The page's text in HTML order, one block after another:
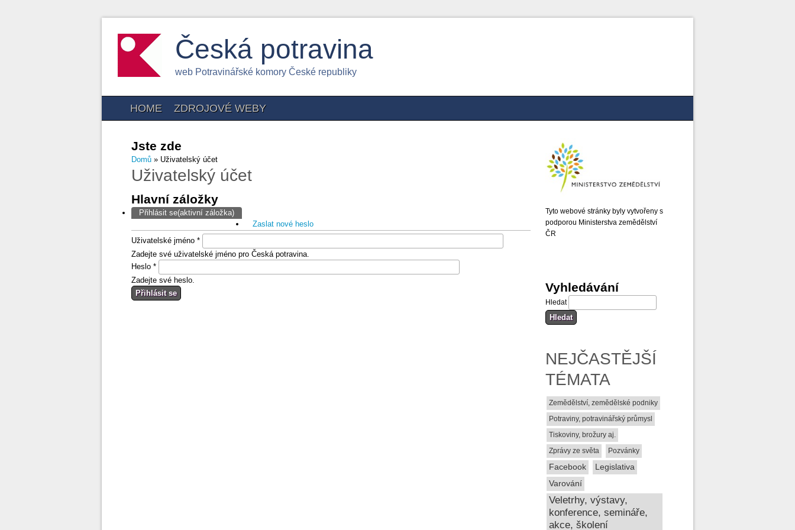
Česká potravina
web Potravinářské komory České republiky
HOME ZDROJOVÉ WEBY
Jste zde
Domů » Uživatelský účet
Uživatelský účet
Hlavní záložky
Přihlásit se(aktivní záložka)
Zaslat nové heslo
Uživatelské jméno *
Zadejte své uživatelské jméno pro Česká potravina.
Heslo *
Zadejte své heslo.
Tyto webové stránky byly vytvořeny s
podporou Ministerstva zemědělství
ČR
Vyhledávání
Hledat
NEJČASTĚJŠÍ
TÉMATA
Zemědělství, zemědělské podniky
Potraviny, potravinářský průmysl
Tiskoviny, brožury aj.
Zprávy ze světa
Pozvánky
Facebook
Legislativa
Varování
Veletrhy, výstavy,
konference, semináře,
akce, školení